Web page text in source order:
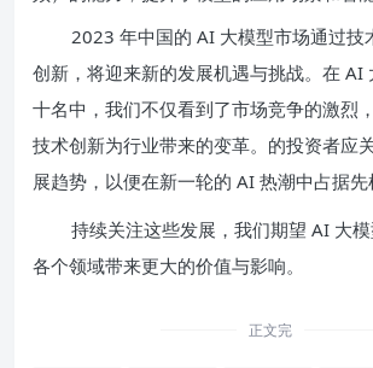
2023 年中国的 AI 大模型市场通过技
创新，将迎来新的发展机遇与挑战。在 AI
十名中，我们不仅看到了市场竞争的激烈
技术创新为行业带来的变革。的投资者应
展趋势，以便在新一轮的 AI 热潮中占据先
持续关注这些发展，我们期望 AI 大
各个领域带来更大的价值与影响。
正文完